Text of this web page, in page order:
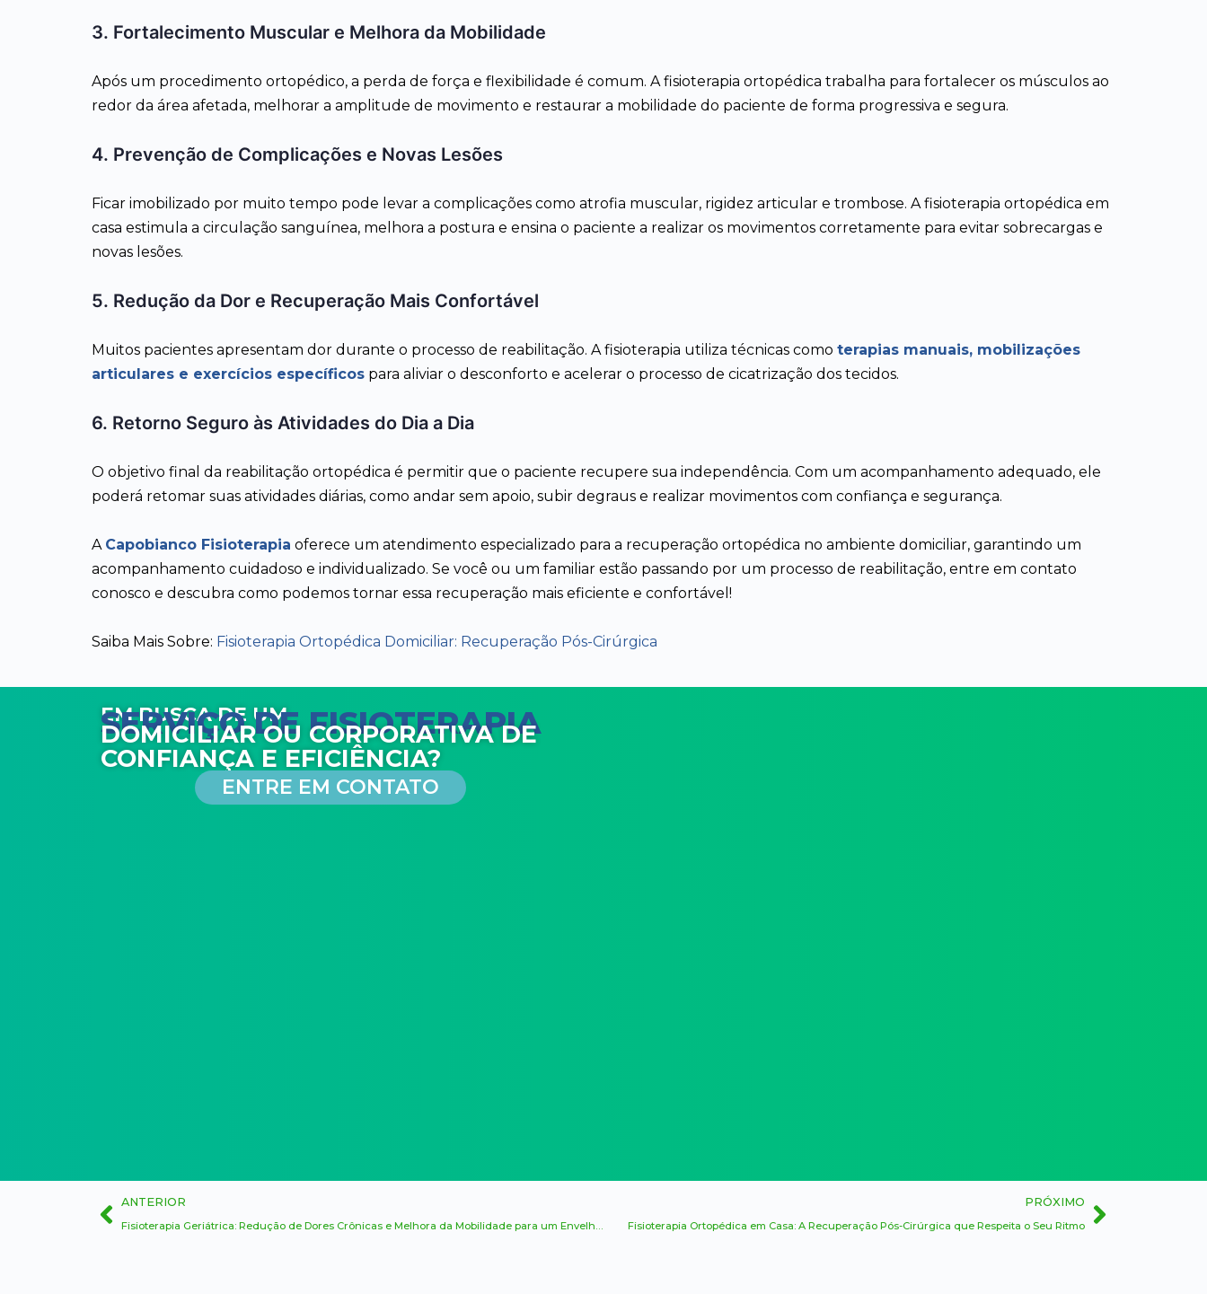
3. Fortalecimento Muscular e Melhora da Mobilidade
Após um procedimento ortopédico, a perda de força e flexibilidade é comum. A fisioterapia ortopédica trabalha para fortalecer os músculos ao
redor da área afetada, melhorar a amplitude de movimento e restaurar a mobilidade do paciente de forma progressiva e segura.
4. Prevenção de Complicações e Novas Lesões
Ficar imobilizado por muito tempo pode levar a complicações como atrofia muscular, rigidez articular e trombose. A fisioterapia ortopédica em
casa estimula a circulação sanguínea, melhora a postura e ensina o paciente a realizar os movimentos corretamente para evitar sobrecargas e
novas lesões.
5. Redução da Dor e Recuperação Mais Confortável
Muitos pacientes apresentam dor durante o processo de reabilitação. A fisioterapia utiliza técnicas como terapias manuais, mobilizações
articulares e exercícios específicos para aliviar o desconforto e acelerar o processo de cicatrização dos tecidos.
6. Retorno Seguro às Atividades do Dia a Dia
O objetivo final da reabilitação ortopédica é permitir que o paciente recupere sua independência. Com um acompanhamento adequado, ele
poderá retomar suas atividades diárias, como andar sem apoio, subir degraus e realizar movimentos com confiança e segurança.
A Capobianco Fisioterapia oferece um atendimento especializado para a recuperação ortopédica no ambiente domiciliar, garantindo um
acompanhamento cuidadoso e individualizado. Se você ou um familiar estão passando por um processo de reabilitação, entre em contato
conosco e descubra como podemos tornar essa recuperação mais eficiente e confortável!
Saiba Mais Sobre: Fisioterapia Ortopédica Domiciliar: Recuperação Pós-Cirúrgica
EM BUSCA DE UM
SERVIÇO DE FISIOTERAPIA
DOMICILIAR OU CORPORATIVA DE
CONFIANÇA E EFICIÊNCIA?
ENTRE EM CONTATO
ANTERIOR
Fisioterapia Geriátrica: Redução de Dores Crônicas e Melhora da Mobilidade para um Envelhecimento Saudável e Ativo
PRÓXIMO
Fisioterapia Ortopédica em Casa: A Recuperação Pós-Cirúrgica que Respeita o Seu Ritmo